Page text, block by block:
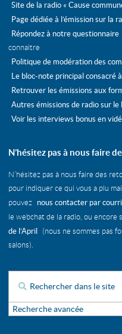
Site de la radio « Cause
Page dédiée à l’émission sur la
Répondez à notre questionnaire
connaître
Politique de modération des
Le bloc-note principal consacré
Retrouver les émissions aux
Autres émissions de radio sur le
Voir les interviews bonus en
N’hésitez pas à nous faire
N’hésitez pas à nous faire des
pour indiquer ce qui vous a plu
pouvez
nous contacter par
le webchat de la radio, ou encore
de l’April
(nous ne sommes pas
salons).
Rechercher :
Recherche avancée